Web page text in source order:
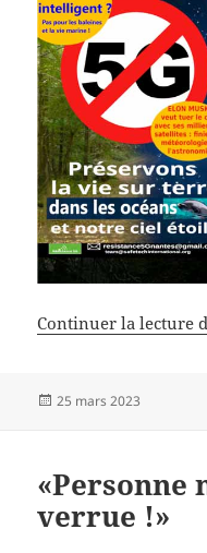
Continuer la lecture
Publié
25 mars 2023
«Personne
verrue !»